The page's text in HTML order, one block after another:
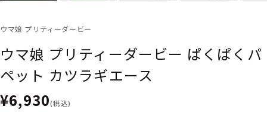
ウマ娘 プリティーダービー
ウマ娘 プリティーダービー ぱくぱくパ
ペット カツラギエース
¥6,930(税込)